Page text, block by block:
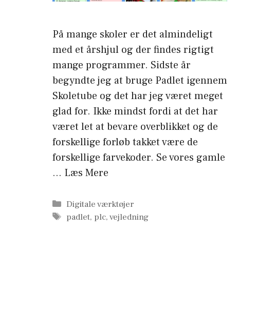
På mange skoler er det almindeligt
med et årshjul og der findes rigtigt
mange programmer. Sidste år
begyndte jeg at bruge Padlet igennem
Skoletube og det har jeg været meget
glad for. Ikke mindst fordi at det har
været let at bevare overblikket og de
forskellige forløb takket være de
forskellige farvekoder. Se vores gamle
… Læs Mere
Kategorier
Digitale værktøjer
Tags
padlet, plc,vejledning